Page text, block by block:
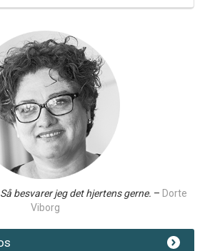
besvarer jeg det hjertens gerne. – Dorte
Viborg